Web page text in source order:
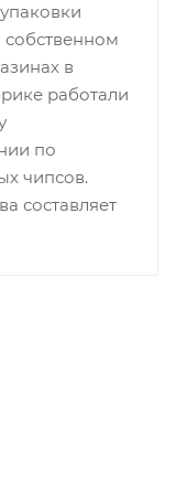
собственном
в
работали
по
чипсов.
составляет